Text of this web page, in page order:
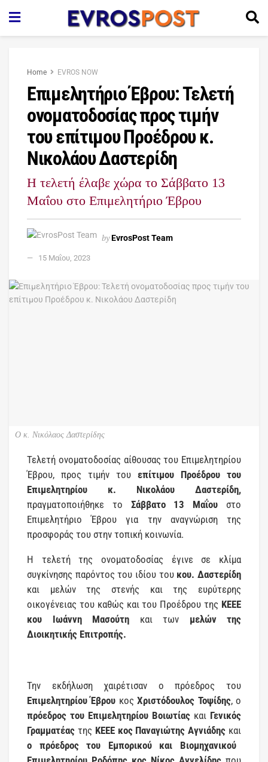
Home EVROS NOW
Επιμελητήριο Έβρου: Τελετή
ονοματοδοσίας προς τιμήν
του επίτιμου Προέδρου κ.
Νικολάου Δαστερίδη
Η τελετή έλαβε χώρα το Σάββατο 13
Μαΐου στο Επιμελητήριο Έβρου
byEvrosPost Team
15 Μαΐου, 2023
Ο κ. Νικόλαος Δαστερίδης
Τελετή ονοματοδοσίας αίθουσας του Επιμελητηρίου
Έβρου, προς τιμήν του επίτιμου Προέδρου του
Επιμελητηρίου κ. Νικολάου Δαστερίδη,
πραγματοποιήθηκε το Σάββατο 13 Μαΐου στο
Επιμελητήριο Έβρου για την αναγνώριση της
προσφοράς του στην τοπική κοινωνία.
Η τελετή της ονοματοδοσίας έγινε σε κλίμα
συγκίνησης παρόντος του ιδίου του κου. Δαστερίδη
και μελών της στενής και της ευρύτερης
οικογένειας του καθώς και του Προέδρου της ΚΕΕΕ
κου Ιωάννη Μασούτη και των μελών της
Διοικητικής Επιτροπής.
Την εκδήλωση χαιρέτισαν ο πρόεδρος του
Επιμελητηρίου Έβρου κοςΧριστόδουλος Τοψίδης, ο
πρόεδρος του Επιμελητηρίου Βοιωτίας και Γενικός
Γραμματέας της ΚΕΕΕ κος Παναγιώτης Αγνιάδης και
ο πρόεδρος του Εμπορικού και Βιομηχανικού